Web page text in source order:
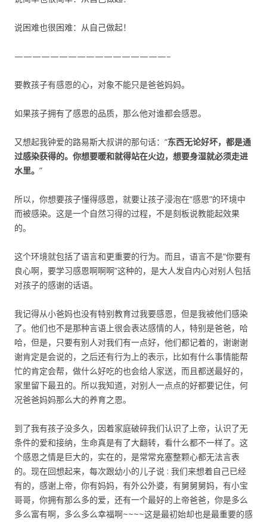
说困难也很困难：从自己做起！
—————————————————–
要教孩子有感恩的心，对象不能只是爸爸妈妈。
如果孩子拥有了感恩的品质，那么他对谁都会感恩。
又想起我钟爱的路易斯大叔讲的那句话：“东西无论好坏，都是通
过感染获得的。你想要暖和就得站在火边，想要身湿就必须走进
水里。 ”
所以，你想要孩子懂得感恩，就要让孩子浸泡在“感恩”的环境中
而被感染。这是一个自然习得的过程，不是刻板说教能起效果
的。
这个环境就包括了语言和更重要的行为。而且，语言不是“你要有
良心啊，要学习感恩啊啊啊”这种的，是大人发自内心对别人包括
对孩子的感谢的话语。
我记得从小爸妈也没有特别教育过我要感恩，但是我被他们感染
了。他们也不是那种言语上很会表达感情的人，特别是爸爸，哈
哈，但是，只要有别人对我们有一点好，他们都记着的，谢谢谢
谢肯定是会说的，之后还有行为上的表示，比如有什么事情能帮
忙的肯定会帮，做什么好吃的也会给人家送，而且都送最好的，
家里留下最丑的。所以我知道，对别人一点点的好都要记住，何
况爸爸妈妈那么大的养育之恩。
到了我有孩子没多久，因着家庭破碎我们认识了上帝，认识了无
条件的爱和接纳，生命真是有了大翻转，看什么都不一样了。这
个感恩之情是巨大的，实在的，是常常充塞整颗心都无法言表
的。现在回想起来，每次跟幼小的儿子说 : 我们来想着自己已经
有的，感谢上帝，你有妈妈，有外公外婆，有舅舅舅妈，有小宝
哥哥，你拥有那么多的爱，还有一个最好的上帝爸爸，你是多么
多么富有啊，多么多么幸福啊~~~~这是最初始却也是最重要的感